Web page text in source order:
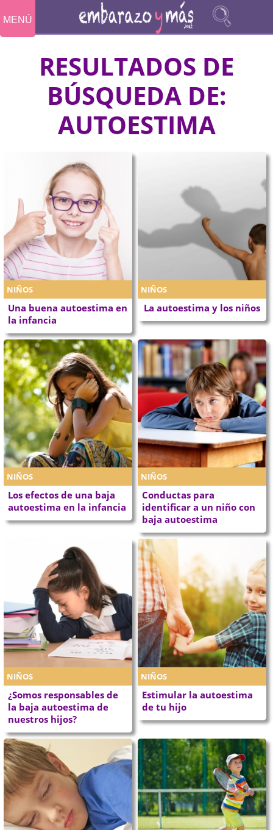
MENÚ
RESULTADOS DE
BÚSQUEDA DE:
AUTOESTIMA
NIÑOS
Una buena autoestima en
la infancia
NIÑOS
La autoestima y los niños
NIÑOS
Los efectos de una baja
autoestima en la infancia
NIÑOS
Conductas para
identificar a un niño con
baja autoestima
NIÑOS
¿Somos responsables de
la baja autoestima de
nuestros hijos?
NIÑOS
Estimular la autoestima
de tu hijo